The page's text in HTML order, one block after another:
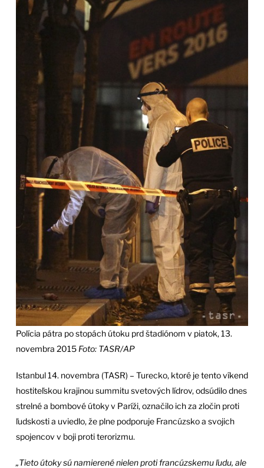
Polícia pátra po stopách útoku prd štadiónom v piatok, 13.
novembra 2015 Foto: TASR/AP
Istanbul 14. novembra (TASR) – Turecko, ktoré je tento víkend
hostiteľskou krajinou summitu svetových lídrov, odsúdilo dnes
strelné a bombové útoky v Paríži, označilo ich za zločin proti
ľudskosti a uviedlo, že plne podporuje Francúzsko a svojich
spojencov v boji proti terorizmu.
„Tieto útoky sú namierené nielen proti francúzskemu ľudu, ale